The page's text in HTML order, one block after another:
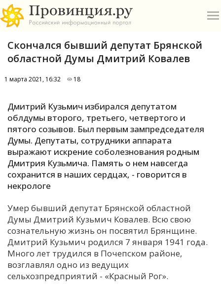
А
Б
Е
И
О
П
С
Скончался бывший депутат Брянской
областной Думы Дмитрий Ковалев
1 марта 2021, 16:32 18
Дмитрий Кузьмич избирался депутатом
облдумы второго, третьего, четвертого и
пятого созывов. Был первым зампредседателя
Думы. Депутаты, сотрудники аппарата
выражают искрение соболезнования родным
Дмитрия Кузьмича. Память о нем навсегда
сохранится в наших сердцах, - говорится в
некрологе
Умер бывший депутат Брянской областной
Думы Дмитрий Кузьмич Ковалев. Всю свою
сознательную жизнь он посвятил Брянщине.
Дмитрий Кузьмич родился 7 января 1941 года.
Много лет трудился в Почепском районе,
возглавлял одно из ведущих
сельхозпредприятий - «Красный Рог».